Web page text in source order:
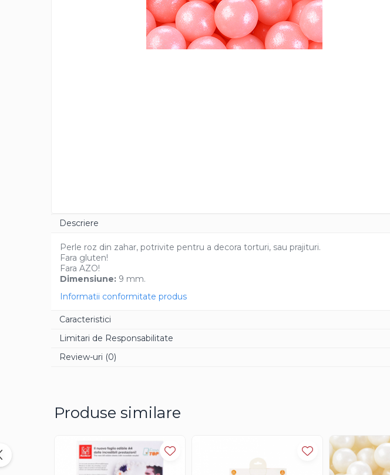
Compot si Cocktail
Aroma Vanilie
Aroma Lamaie
Crocant / Crumble
Lapte Condensat
Creme, Glazuri, Paste
Creme Umpluturi
Descriere
Perle roz din zahar, potrivite pentru a decora torturi, sau prajituri.
Fara gluten!
Fara AZO!
Dimensiune: 9 mm.
Informatii conformitate produs
Caracteristici
Limitari de Responsabilitate
Review-uri (0)
Produse similare